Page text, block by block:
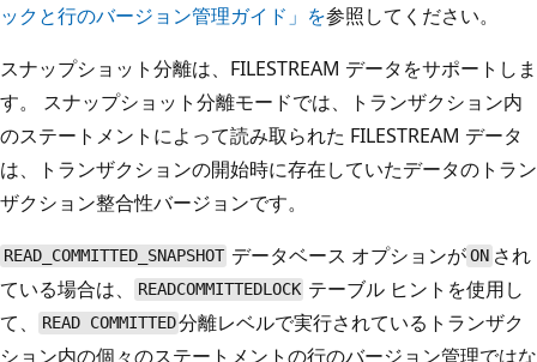
ックと行のバージョン管理ガイド」を参照してください。
スナップショット分離は、FILESTREAM データをサポートしま
す。 スナップショット分離モードでは、トランザクション内
のステートメントによって読み取られた FILESTREAM データ
は、トランザクションの開始時に存在していたデータのトラン
ザクション整合性バージョンです。
READ_COMMITTED_SNAPSHOT データベース オプションがONされ
ている場合は、
READCOMMITTEDLOCK テーブル ヒントを使用し
て、
READ COMMITTED分離レベルで実行されているトランザク
ション内の個々のステートメントの行のバージョン管理ではな